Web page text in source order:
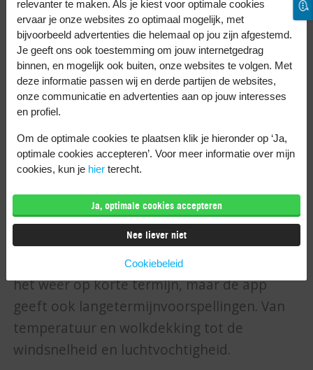
Met de WeatherPro app bekijk je het weer
wereldwijd. Je krijgt de temperatuur en
hoeveelheid neerslag te zien, maar ook de
gevoelstemperatuur en het aantal zonuren.
En de uv-index. Met de Premium versie kan
je veertien dagen (uur per uur)
vooruitkijken. Dit kost € 0,99.
Klara
Met de Klara app bekijk je wereldwijd de
weersverwachting. Je ziet handige grafieken
en je stelt je favoriete plekken in. Deze
staan handig dan onder elkaar. Je bekijkt
het weer op korte termijn, maar de app
geeft ook langetermijnvoorspellingen. Van
temperatuur en wolkdekking tot de
windsnelheid en luchtvochtigheid.
relevanter te maken. Als je kiest voor optimale cookies
ervaar je onze websites zo optimaal mogelijk, met
bijvoorbeeld advertenties die helemaal op jou zijn afgestemd.
Je geeft ons ook toestemming om jouw internetgedrag
binnen, en mogelijk ook buiten, onze websites te volgen. Met
deze informatie passen wij en derde partijen de websites,
onze communicatie en advertenties aan op jouw interesses
en profiel.
Om de optimale cookies te plaatsen klik je hieronder op ‘Ja,
optimale cookies accepteren’. Voor meer informatie over mijn
cookies, kun je hier terecht.
Ja, optimale cookies accepteren
Nee liever niet
Cookiebeleid